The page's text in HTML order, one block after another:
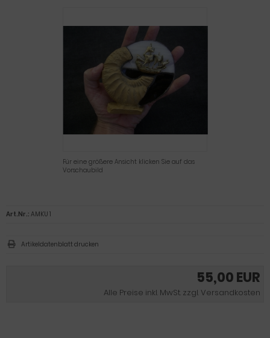
Für eine größere Ansicht klicken Sie auf das
Vorschaubild
55,00 EUR
Alle Preise inkl. MwSt. zzgl. Versandkosten
Art.Nr.: AMKU 1
Artikeldatenblatt drucken